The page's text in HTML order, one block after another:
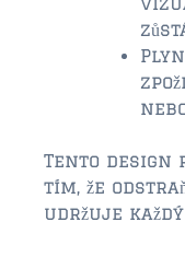
Tento design
tím, že
udržuje